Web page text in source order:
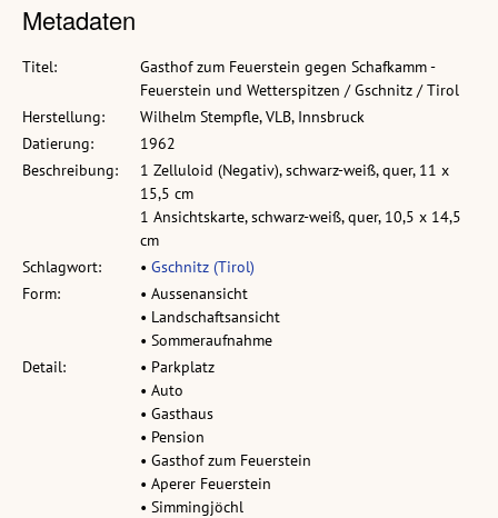
Metadaten
Titel:
Gasthof zum Feuerstein gegen Schafkamm -
Feuerstein und Wetterspitzen / Gschnitz / Tirol
Herstellung:
Wilhelm Stempfle, VLB, Innsbruck
Datierung:
1962
Beschreibung:
1 Zelluloid (Negativ), schwarz-weiß, quer, 11 x
15,5 cm
1 Ansichtskarte, schwarz-weiß, quer, 10,5 x 14,5
cm
Schlagwort:
• Gschnitz (Tirol)
Form:
• Aussenansicht
• Landschaftsansicht
• Sommeraufnahme
Detail:
• Parkplatz
• Auto
• Gasthaus
• Pension
• Gasthof zum Feuerstein
• Aperer Feuerstein
• Simmingjöchl